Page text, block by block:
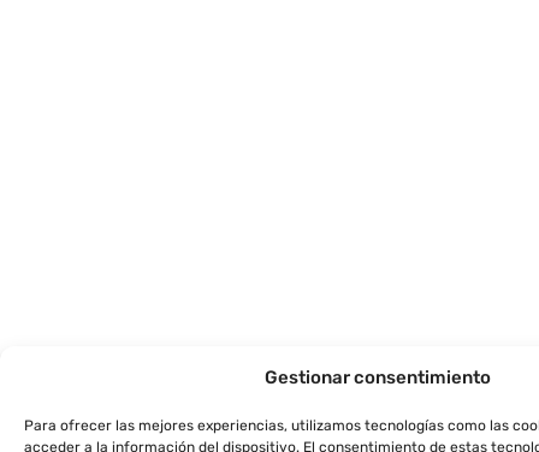
Gestionar consentimiento
Para ofrecer las mejores experiencias, utilizamos tecnologías como las
acceder a la información del dispositivo. El consentimiento de estas